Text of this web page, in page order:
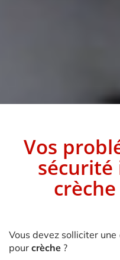
Vos
sécurité
crèche
Vous devez solliciter
pour crèche ?